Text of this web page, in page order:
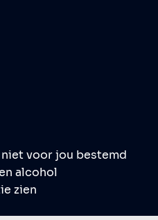
niet voor jou bestemd
alcohol
zien